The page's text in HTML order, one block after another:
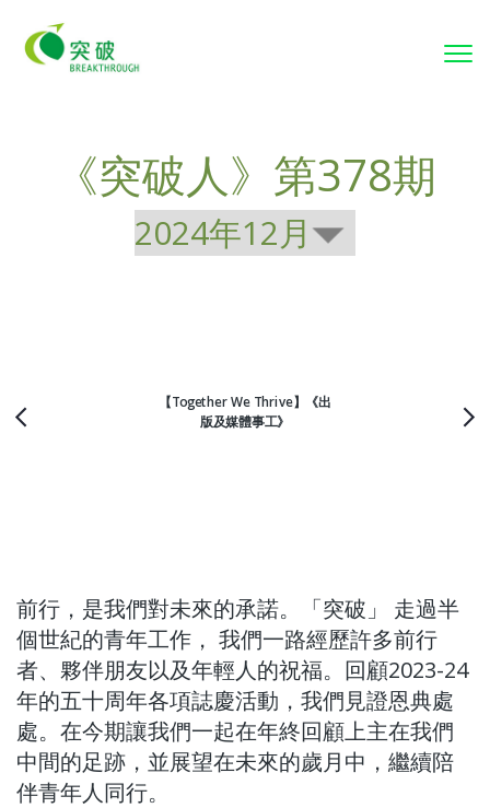
《突破人》第378期
【Together We Thrive】《出
版及媒體事工》
前行，是我們對未來的承諾。「突破」 走過半
個世紀的青年工作， 我們一路經歷許多前行
者、夥伴朋友以及年輕人的祝福。回顧2023-24
年的五十周年各項誌慶活動，我們見證恩典處
處。在今期讓我們一起在年終回顧上主在我們
中間的足跡，並展望在未來的歲月中，繼續陪
伴青年人同行。